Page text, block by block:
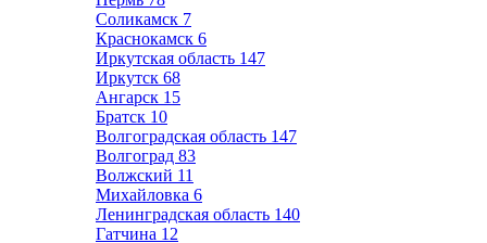
Соликамск 7
Краснокамск 6
Иркутская область 147
Иркутск 68
Ангарск 15
Братск 10
Волгоградская область 147
Волгоград 83
Волжский 11
Михайловка 6
Ленинградская область 140
Гатчина 12